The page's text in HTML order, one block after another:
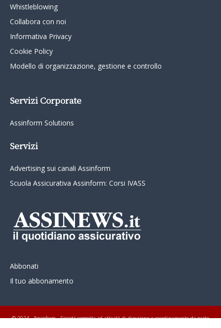
Whistleblowing
Collabora con noi
Informativa Privacy
Cookie Policy
Modello di organizzazione, gestione e controllo
Servizi Corporate
Assinform Solutions
Servizi
Advertising sui canali Assinform
Scuola Assicurativa Assinform: Corsi IVASS
Abbonati
Il tuo abbonamento
© 2024 - Assinform - Società soggetta ad attività di direzione e coordinamento da parte